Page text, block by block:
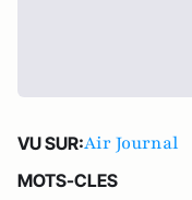
VU SUR:Air Journal
MOTS-CLES